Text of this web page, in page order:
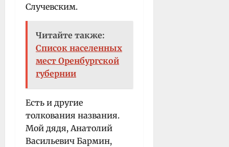
Случевским.
Читайте также:
Список населенных
мест Оренбургской
губернии
Есть и другие
толкования названия.
Мой дядя, Анатолий
Васильевич Бармин,